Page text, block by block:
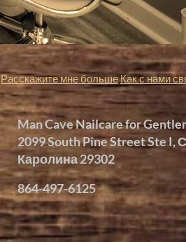
Расскажите мне большеКак с нами
Man Cave Nailcare for
2099 South Pine Street Ste
Каролина 29302
864-497-6125